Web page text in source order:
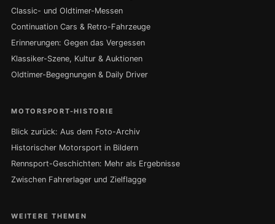
Classic- und Oldtimer-Messen
Continuation Cars & Retro-Fahrzeuge
Erinnerungen: Gegen das Vergessen
Klassiker-Szene, Kultur & Auktionen
Oldtimer-Begegnungen & Daily Driver
MOTORSPORT-HISTORIE
Blick zurück: Aus dem Foto-Archiv
Historischer Motorsport in Bildern
Rennsport-Geschichten: Mehr als Ergebnisse
Zwischen Fahrerlager und Zielflagge
WEITERE THEMEN